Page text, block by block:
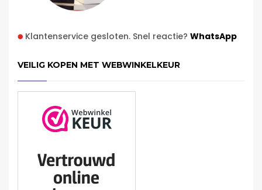
Klantenservice gesloten. Snel reactie? WhatsApp
VEILIG KOPEN MET WEBWINKELKEUR